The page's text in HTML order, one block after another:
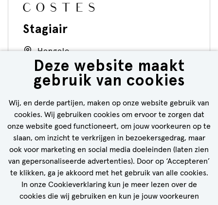
Deze website maakt
gebruik van cookies
Wij, en derde partijen, maken op onze website gebruik van
cookies. Wij gebruiken cookies om ervoor te zorgen dat
onze website goed functioneert, om jouw voorkeuren op te
slaan, om inzicht te verkrijgen in bezoekersgedrag, maar
ook voor marketing en social media doeleinden (laten zien
van gepersonaliseerde advertenties). Door op ‘Accepteren’
te klikken, ga je akkoord met het gebruik van alle cookies.
In onze Cookieverklaring kun je meer lezen over de
cookies die wij gebruiken en kun je jouw voorkeuren
Stagiair
Hengelo
5 - 32 uur
Costes
BEKIJK VACATURE
CALL-TO-ACTION BIJ MEER VACATURES